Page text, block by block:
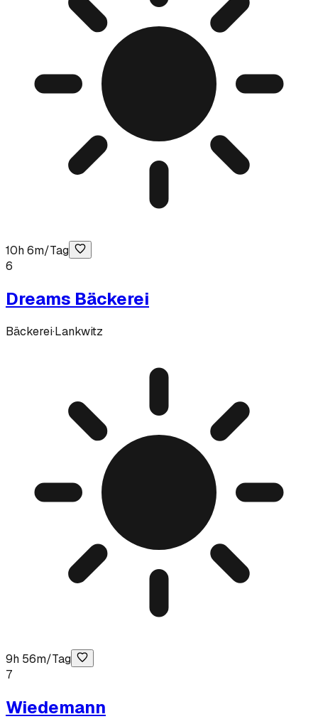
10h 6m/Tag
6
Dreams Bäckerei
Bäckerei·Lankwitz
9h 56m/Tag
7
Wiedemann